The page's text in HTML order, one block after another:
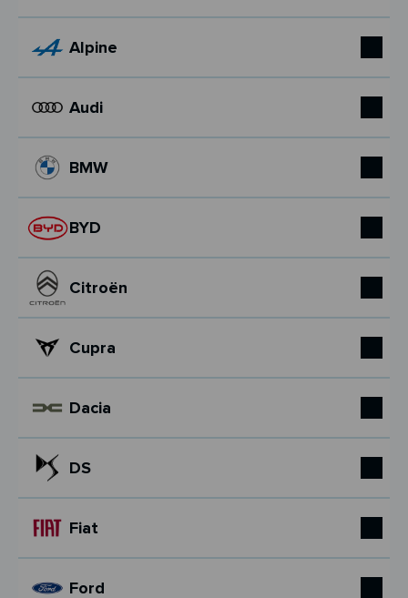
Alpine
Audi
BMW
BYD
Citroën
Cupra
Dacia
DS
Fiat
Ford